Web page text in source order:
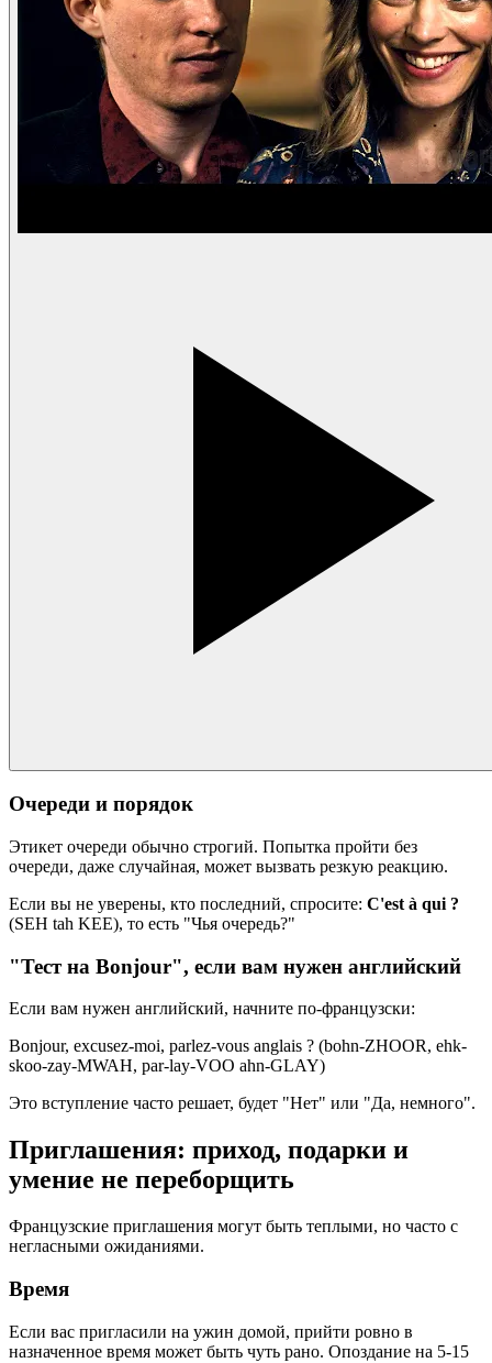
Очереди и порядок
Этикет очереди обычно строгий. Попытка пройти без
очереди, даже случайная, может вызвать резкую реакцию.
Если вы не уверены, кто последний, спросите: C'est à qui ?
(SEH tah KEE), то есть "Чья очередь?"
"Тест на Bonjour", если вам нужен английский
Если вам нужен английский, начните по-французски:
Bonjour, excusez-moi, parlez-vous anglais ? (bohn-ZHOOR, ehk-
skoo-zay-MWAH, par-lay-VOO ahn-GLAY)
Это вступление часто решает, будет "Нет" или "Да, немного".
Приглашения: приход, подарки и
умение не переборщить
Французские приглашения могут быть теплыми, но часто с
негласными ожиданиями.
Время
Если вас пригласили на ужин домой, прийти ровно в
назначенное время может быть чуть рано. Опоздание на 5-15